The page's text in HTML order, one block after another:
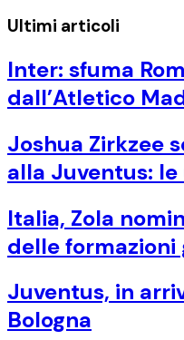
Ultimi articoli
Inter: sfuma
dall’Atletico
Joshua Zirkzee
alla Juventus:
Italia, Zola
delle formazioni
Juventus, in
Bologna